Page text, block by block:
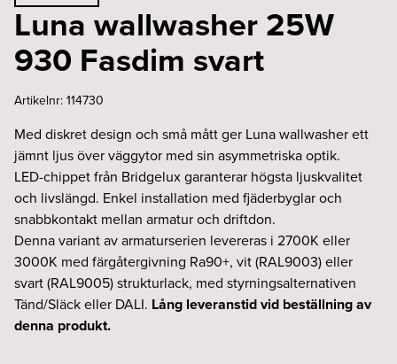
Luna wallwasher 25W
930 Fasdim svart
Artikelnr:114730
Med diskret design och små mått ger Luna wallwasher ett
jämnt ljus över väggytor med sin asymmetriska optik.
LED-chippet från Bridgelux garanterar högsta ljuskvalitet
och livslängd. Enkel installation med fjäderbyglar och
snabbkontakt mellan armatur och driftdon.
Denna variant av armaturserien levereras i 2700K eller
3000K med färgåtergivning Ra90+, vit (RAL9003) eller
svart (RAL9005) strukturlack, med styrningsalternativen
Tänd/Släck eller DALI. Lång leveranstid vid beställning av
denna produkt.